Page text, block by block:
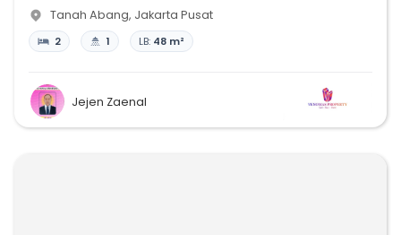
Tanah Abang, Jakarta Pusat
2 1 LB: 48 m²
Jejen Zaenal